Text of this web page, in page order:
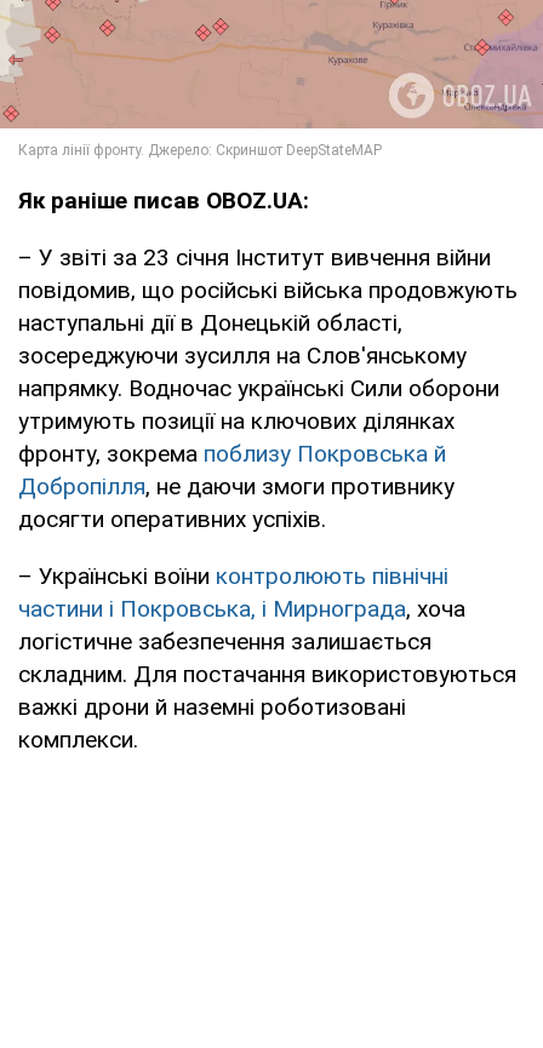
Як раніше писав OBOZ.UA:
– У звіті за 23 січня Інститут вивчення війни
повідомив, що російські війська продовжують
наступальні дії в Донецькій області,
зосереджуючи зусилля на Слов'янському
напрямку. Водночас українські Сили оборони
утримують позиції на ключових ділянках
фронту, зокрема поблизу Покровська й
Добропілля, не даючи змоги противнику
досягти оперативних успіхів.
– Українські воїни контролюють північні
частини і Покровська, і Мирнограда, хоча
логістичне забезпечення залишається
складним. Для постачання використовуються
важкі дрони й наземні роботизовані
комплекси.